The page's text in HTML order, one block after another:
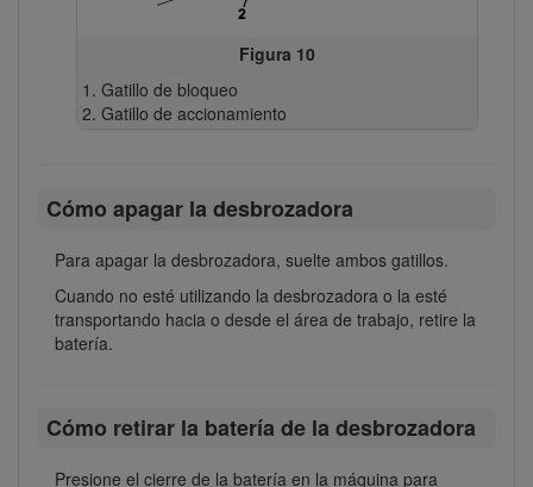
Figura 10
Gatillo de bloqueo
Gatillo de accionamiento
Cómo apagar la desbrozadora
Para apagar la desbrozadora, suelte ambos gatillos.
Cuando no esté utilizando la desbrozadora o la esté
transportando hacia o desde el área de trabajo, retire la
batería.
Cómo retirar la batería de la desbrozadora
Presione el cierre de la batería en la máquina para